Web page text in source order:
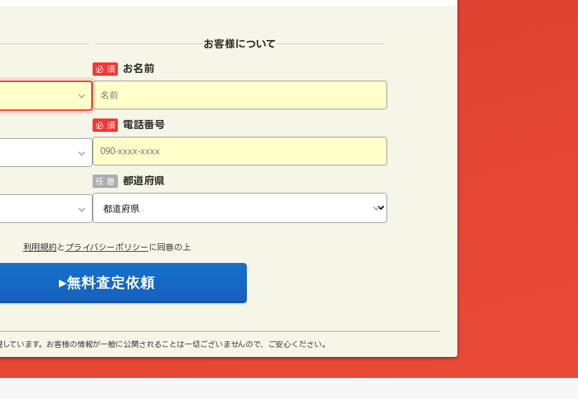
お客様について
お名前
必 須
電話番号
必 須
都道府県
任 意
利用規約 と プライバシーポリシー に同意の上
ています。お客様の情報が一般に公開されることは一切ございませんので、ご安心ください。